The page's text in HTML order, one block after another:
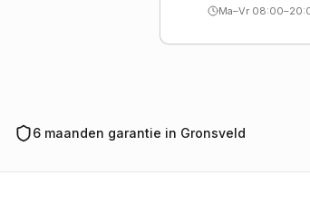
Ma–Vr
6 maanden garantie in Gronsveld